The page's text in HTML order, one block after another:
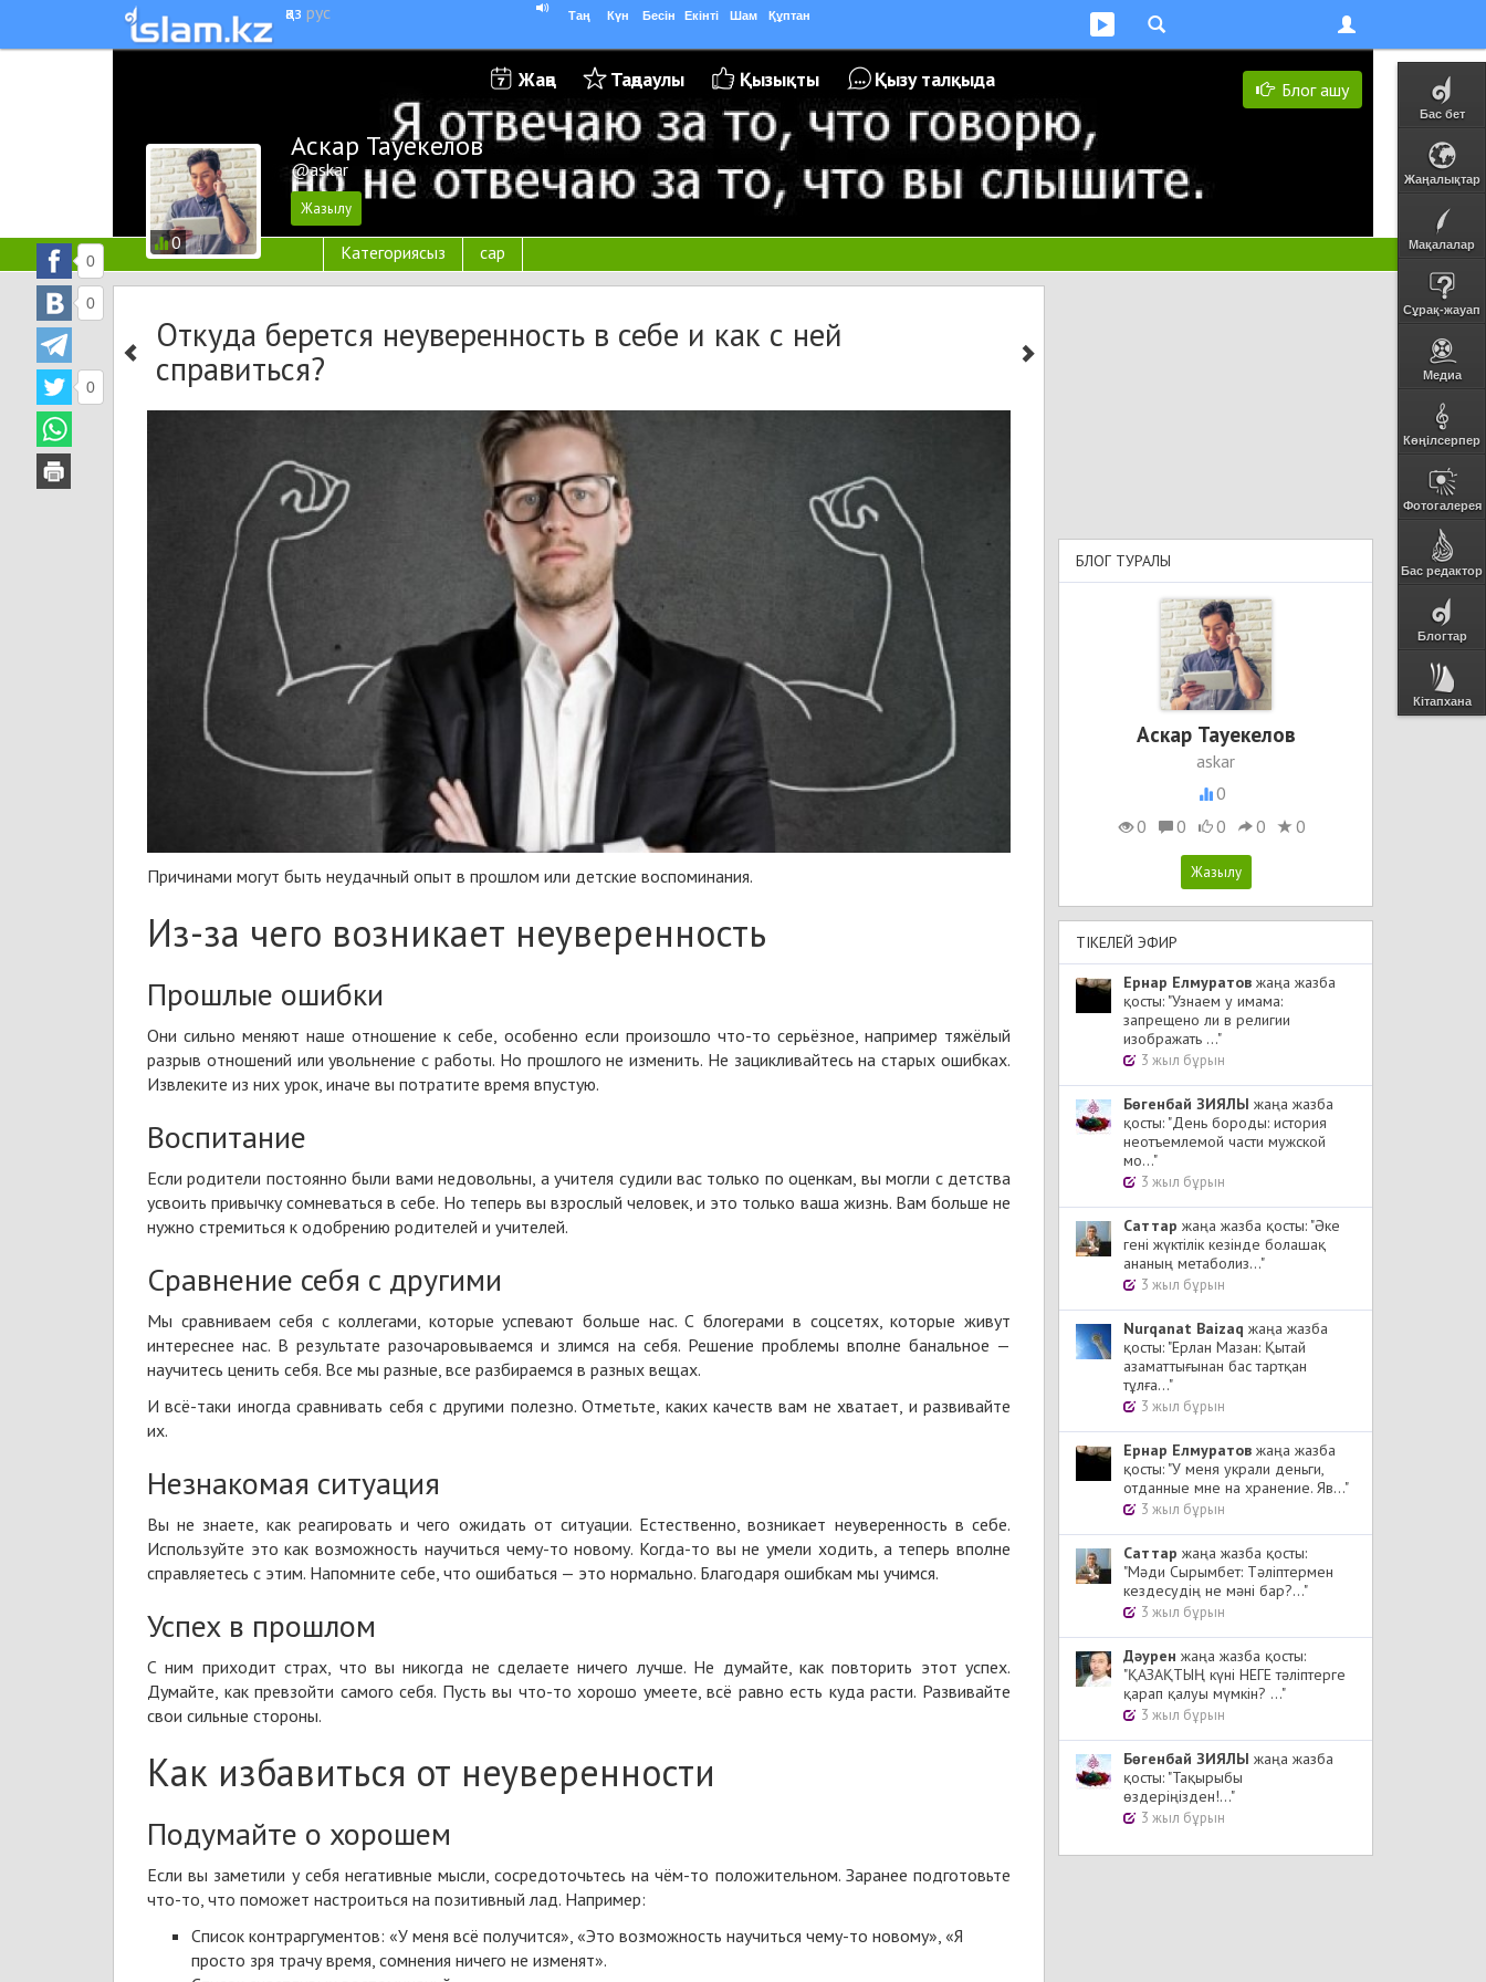
қаз рус Таң Күн Бесін Екінті Шам Құптан
Бас бет
Жаңалықтар
Мақалалар
Сұрақ-жауап
Медиа
Көңілсерпер
Фотогалерея
Бас редактор
Блогтар
Кітапхана
Блог ашу
Жаңа Таңдаулы Қызықты Қызу талқыда
0
Аскар Тауекелов
@askar
Категориясыз сар
Откуда берется неуверенность в себе и как с ней
справиться?
0
0
0
Причинами могут быть неудачный опыт в прошлом или детские воспоминания.
Из-за чего возникает неуверенность
Прошлые ошибки
Они сильно меняют наше отношение к себе, особенно если произошло что-то серьёзное, например тяжёлый
разрыв отношений или увольнение с работы. Но прошлого не изменить. Не зацикливайтесь на старых ошибках.
Извлеките из них урок, иначе вы потратите время впустую.
Воспитание
Если родители постоянно были вами недовольны, а учителя судили вас только по оценкам, вы могли с детства
усвоить привычку сомневаться в себе. Но теперь вы взрослый человек, и это только ваша жизнь. Вам больше не
нужно стремиться к одобрению родителей и учителей.
Сравнение себя с другими
Мы сравниваем себя с коллегами, которые успевают больше нас. С блогерами в соцсетях, которые живут
интереснее нас. В результате разочаровываемся и злимся на себя. Решение проблемы вполне банальное —
научитесь ценить себя. Все мы разные, все разбираемся в разных вещах.
И всё-таки иногда сравнивать себя с другими полезно. Отметьте, каких качеств вам не хватает, и развивайте
их.
Незнакомая ситуация
Вы не знаете, как реагировать и чего ожидать от ситуации. Естественно, возникает неуверенность в себе.
Используйте это как возможность научиться чему-то новому. Когда-то вы не умели ходить, а теперь вполне
справляетесь с этим. Напомните себе, что ошибаться — это нормально. Благодаря ошибкам мы учимся.
Успех в прошлом
С ним приходит страх, что вы никогда не сделаете ничего лучше. Не думайте, как повторить этот успех.
Думайте, как превзойти самого себя. Пусть вы что-то хорошо умеете, всё равно есть куда расти. Развивайте
свои сильные стороны.
Как избавиться от неуверенности
Подумайте о хорошем
Если вы заметили у себя негативные мысли, сосредоточьтесь на чём-то положительном. Заранее подготовьте
что-то, что поможет настроиться на позитивный лад. Например:
Список контраргументов: «У меня всё получится», «Это возможность научиться чему-то новому», «Я
просто зря трачу время, сомнения ничего не изменят».
БЛОГ ТУРАЛЫ
Аскар Тауекелов
askar
0
0
0 0 0 0
ТІКЕЛЕЙ ЭФИР
Ернар Елмуратов жаңа жазба
қосты: "Узнаем у имама:
запрещено ли в религии
изображать ..."
3 жыл бұрын
Бөгенбай ЗИЯЛЫ жаңа жазба
қосты: "День бороды: история
неотъемлемой части мужской
мо..."
3 жыл бұрын
Cаттар жаңа жазба қосты: "Әке
гені жүктілік кезінде болашақ
ананың метаболиз..."
3 жыл бұрын
Nurqanat Baizaq жаңа жазба
қосты: "Ерлан Мазан: Қытай
азаматтығынан бас тартқан
тұлға..."
3 жыл бұрын
Ернар Елмуратов жаңа жазба
қосты: "У меня украли деньги,
отданные мне на хранение. Яв..."
3 жыл бұрын
Cаттар жаңа жазба қосты:
"Мәди Сырымбет: Тәліптермен
кездесудің не мәні бар?..."
3 жыл бұрын
Дәурен жаңа жазба қосты:
"ҚАЗАҚТЫҢ күні НЕГЕ тәліптерге
қарап қалуы мүмкін? ..."
3 жыл бұрын
Бөгенбай ЗИЯЛЫ жаңа жазба
қосты: "Тақырыбы
өздеріңізден!..."
3 жыл бұрын